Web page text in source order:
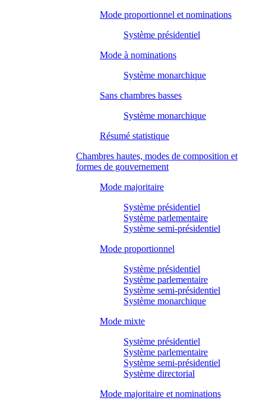
Mode proportionnel et nominations
Système présidentiel
Mode à nominations
Système monarchique
Sans chambres basses
Système monarchique
Résumé statistique
Chambres hautes, modes de composition et
formes de gouvernement
Mode majoritaire
Système présidentiel
Système parlementaire
Système semi-présidentiel
Mode proportionnel
Système présidentiel
Système parlementaire
Système semi-présidentiel
Système monarchique
Mode mixte
Système présidentiel
Système parlementaire
Système semi-présidentiel
Système directorial
Mode majoritaire et nominations